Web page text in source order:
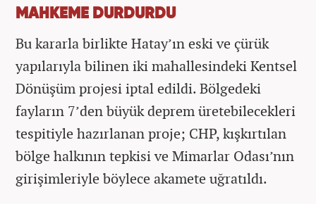
MAHKEME DURDURDU
Bu kararla birlikte Hatay’ın eski ve çürük
yapılarıyla bilinen iki mahallesindeki Kentsel
Dönüşüm projesi iptal edildi. Bölgedeki
fayların 7’den büyük deprem üretebilecekleri
tespitiyle hazırlanan proje; CHP, kışkırtılan
bölge halkının tepkisi ve Mimarlar Odası’nın
girişimleriyle böylece akamete uğratıldı.